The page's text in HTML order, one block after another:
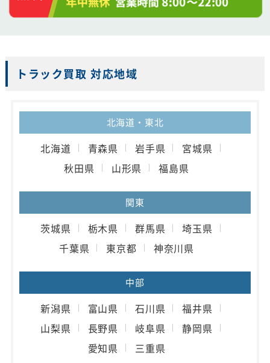
トラック買取 対応地域
北海道・東北
北海道 青森県 岩手県
宮城県
秋田県
山形県 福島県
関東
茨城県 栃木県 群馬県
埼玉県
千葉県
東京都 神奈川県
中部
新潟県 富山県 石川県
福井県
山梨県
長野県 岐阜県
静岡県
愛知県
三重県